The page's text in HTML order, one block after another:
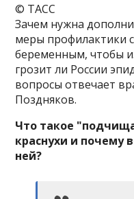
© ТАСС
Зачем нужна
меры профилактики
беременным, чтобы
грозит ли России
вопросы отвечает
Поздняков.
Что такое
краснухи и почему
ней?